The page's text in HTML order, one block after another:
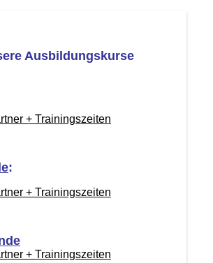
Ausbildungskurse
+ Trainingszeiten
:
+ Trainingszeiten
+ Trainingszeiten